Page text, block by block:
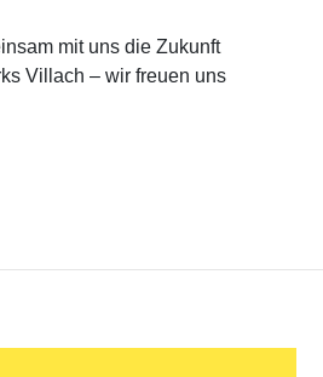
mit uns die Zukunft
Villach – wir freuen uns